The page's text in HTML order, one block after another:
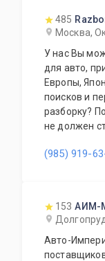
485
Москва,
У нас Вы
для авто,
Европы,
поисков и
разборку?
не должен
отличных
(985) 919-
153 АИМ-
Авто-